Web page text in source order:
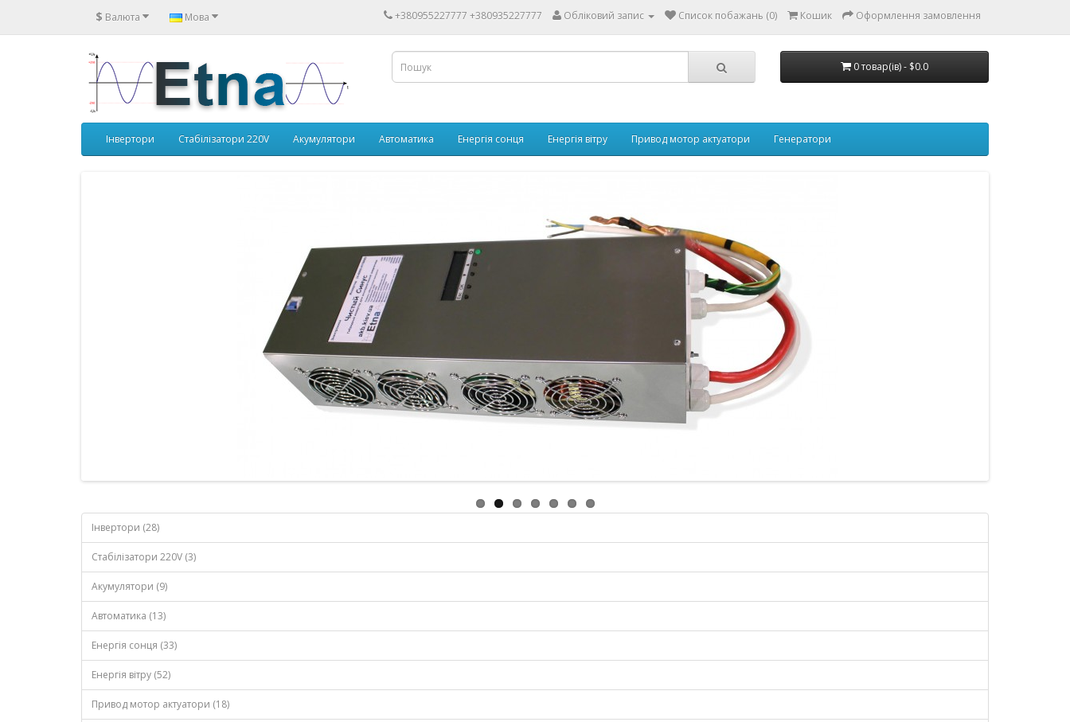
$ Валюта Мова +380955227777 +380935227777 Обліковий запис Список побажань (0) Кошик Оформлення замовлення
0 товар(ів) - $0.0
Інвертори Стабілізатори 220V Акумулятори Автоматика Енергія сонця Енергія вітру Привод мотор актуатори Генератори
Інвертори (28)
Стабілізатори 220V (3)
Акумулятори (9)
Автоматика (13)
Енергія сонця (33)
Енергія вітру (52)
Привод мотор актуатори (18)